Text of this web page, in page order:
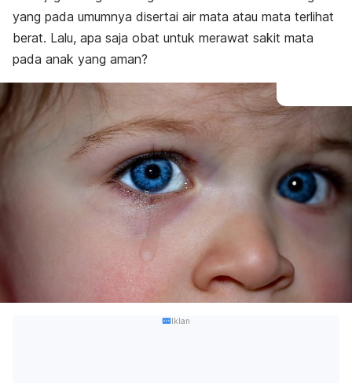
yang pada umumnya disertai air mata atau mata terlihat
berat. Lalu, apa saja obat untuk merawat sakit mata
pada anak yang aman?
Iklan